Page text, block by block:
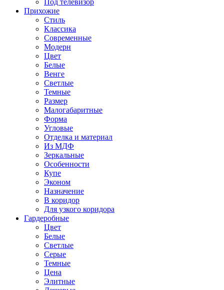
Под телевизор
Прихожие
Стиль
Классика
Современные
Модерн
Цвет
Белые
Венге
Светлые
Темные
Размер
Малогабаритные
Форма
Угловые
Отделка и материал
Из МДФ
Зеркальные
Особенности
Купе
Эконом
Назначение
В коридор
Для узкого коридора
Гардеробные
Цвет
Белые
Светлые
Серые
Темные
Цена
Элитные